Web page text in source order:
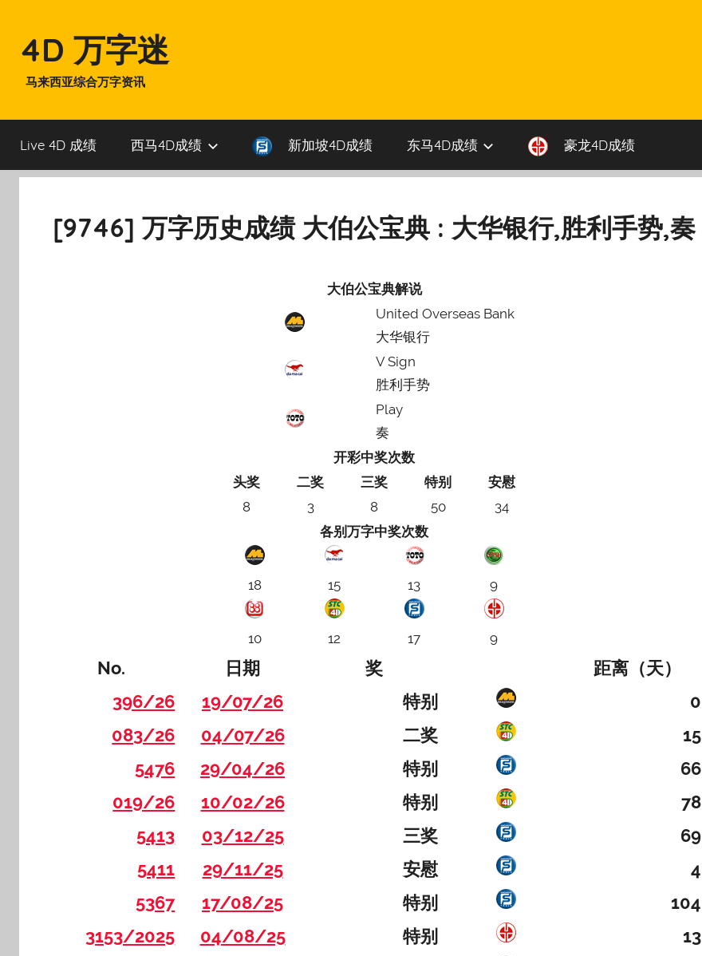
content4D 万字迷
马来西亚综合万字资讯
Live 4D 成绩 西马4D成绩 新加坡4D成绩 东马4D成绩 豪龙4D成绩
[9746] 万字历史成绩 大伯公宝典 : 大华银行,胜利手势,奏
大伯公宝典解说
United Overseas Bank
大华银行
V Sign
胜利手势
Play
奏
开彩中奖次数
头奖
二奖 三奖 特别
安慰
8
3 8 50
34
各别万字中奖次数
18 15 13 9
10 12 17 9
No. 日期 奖
距离（天）
396/26
19/07/26 特别
0
083/26
04/07/26 二奖
15
5476
29/04/26 特别
66
019/26
10/02/26 特别
78
5413
03/12/25 三奖
69
5411
29/11/25 安慰
4
5367
17/08/25 特别
104
3153/2025
04/08/25 特别
13